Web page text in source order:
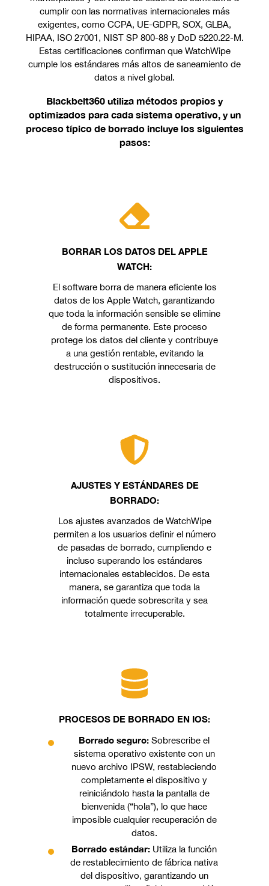
cumplir con las normativas internacionales más
exigentes, como CCPA, UE-GDPR, SOX, GLBA,
HIPAA, ISO 27001, NIST SP 800-88 y DoD 5220.22-M.
Estas certificaciones confirman que WatchWipe
cumple los estándares más altos de saneamiento de
datos a nivel global.
Blackbelt360 utiliza métodos propios y
optimizados para cada sistema operativo, y un
proceso típico de borrado incluye los siguientes
pasos:
BORRAR LOS DATOS DEL APPLE
WATCH:
El software borra de manera eficiente los
datos de los Apple Watch, garantizando
que toda la información sensible se elimine
de forma permanente. Este proceso
protege los datos del cliente y contribuye
a una gestión rentable, evitando la
destrucción o sustitución innecesaria de
dispositivos.
AJUSTES Y ESTÁNDARES DE
BORRADO:
Los ajustes avanzados de WatchWipe
permiten a los usuarios definir el número
de pasadas de borrado, cumpliendo e
incluso superando los estándares
internacionales establecidos. De esta
manera, se garantiza que toda la
información quede sobrescrita y sea
totalmente irrecuperable.
PROCESOS DE BORRADO EN IOS:
Borrado seguro: Sobrescribe el
sistema operativo existente con un
nuevo archivo IPSW, restableciendo
completamente el dispositivo y
reiniciándolo hasta la pantalla de
bienvenida (“hola”), lo que hace
imposible cualquier recuperación de
datos.
Borrado estándar: Utiliza la función
de restablecimiento de fábrica nativa
del dispositivo, garantizando un